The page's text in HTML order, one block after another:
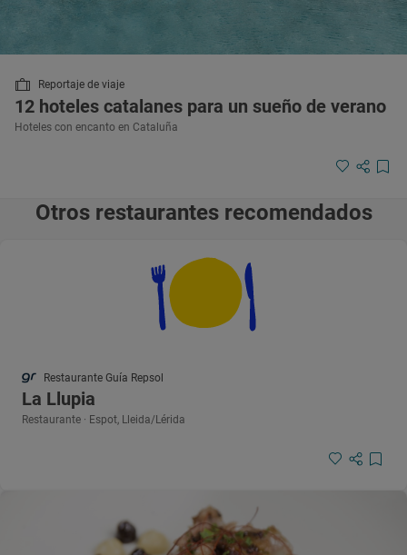
Reportaje de viaje
12 hoteles catalanes para un sueño de verano
Hoteles con encanto en Cataluña
Otros restaurantes recomendados
Restaurante Guía Repsol
La Llupia
Restaurante · Espot, Lleida/Lérida